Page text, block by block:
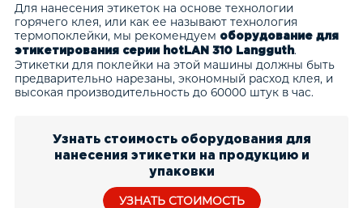
Для нанесения этикеток на основе технологии
горячего клея, или как ее называют технология
термопоклейки, мы рекомендуем оборудование для
этикетирования серии hotLAN 310 Langguth.
Этикетки для поклейки на этой машины должны быть
предварительно нарезаны, экономный расход клея, и
высокая производительность до 60000 штук в час.
Узнать стоимость оборудования для
нанесения этикетки на продукцию и
упаковки
УЗНАТЬ СТОИМОСТЬ